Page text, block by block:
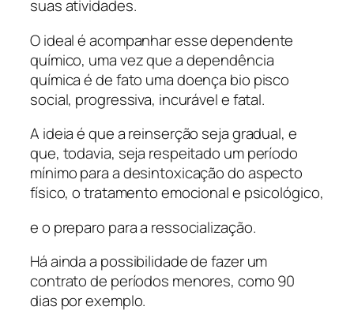
suas atividades.
O ideal é acompanhar esse dependente
químico, uma vez que a dependência
química é de fato uma doença bio pisco
social, progressiva, incurável e fatal.
A ideia é que a reinserção seja gradual, e
que, todavia, seja respeitado um período
mínimo para a desintoxicação do aspecto
físico, o tratamento emocional e psicológico,
e o preparo para a ressocialização.
Há ainda a possibilidade de fazer um
contrato de períodos menores, como 90
dias por exemplo.